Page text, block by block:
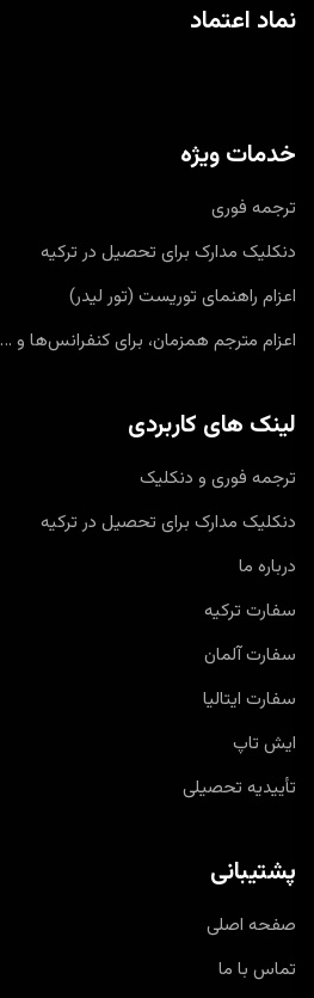
نماد اعتماد
خدمات ویژه
ترجمه فوری
دنکلیک مدارک برای تحصیل در ترکیه
اعزام راهنمای توریست (تور لیدر)
اعزام مترجم همزمان، برای کنفرانس‌ها و …
لینک های کاربردی
ترجمه فوری و دنکلیک
دنکلیک مدارک برای تحصیل در ترکیه
درباره ما
سفارت ترکیه
سفارت آلمان
سفارت ایتالیا
ایش تاپ
تأییدیه تحصیلی
پشتیبانی
صفحه اصلی
تماس با ما